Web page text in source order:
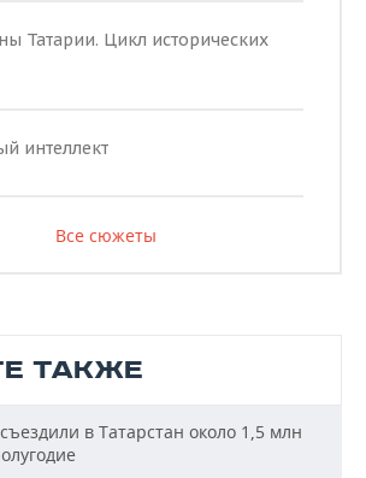
Татарии. Цикл исторических
интеллект
Все сюжеты
ТАКЖЕ
в Татарстан около 1,5 млн